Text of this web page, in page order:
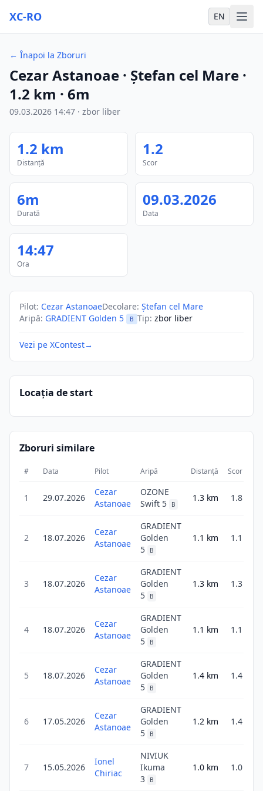
XC-RO EN
← Înapoi la Zboruri
Cezar Astanoae · Ștefan cel Mare ·
1.2 km · 6m
09.03.2026 14:47 · zbor liber
1.2 km
Distanță
1.2
Scor
6m
Durată
09.03.2026
Data
14:47
Ora
Pilot: Cezar AstanoaeDecolare: Ștefan cel Mare
Aripă: GRADIENT Golden 5 B Tip: zbor liber
Vezi pe XContest→
Locația de start
Zboruri similare
# Data Pilot Aripă Distanță Scor
1 29.07.2026
Cezar
Astanoae
OZONE
Swift 5
B
1.3 km 1.8
2 18.07.2026
Cezar
Astanoae
GRADIENT
Golden
5
B
1.1 km 1.1
3 18.07.2026
Cezar
Astanoae
GRADIENT
Golden
5
B
1.3 km 1.3
4 18.07.2026
Cezar
Astanoae
GRADIENT
Golden
5
B
1.1 km 1.1
5 18.07.2026
Cezar
Astanoae
GRADIENT
Golden
5
B
1.4 km 1.4
6 17.05.2026
Cezar
Astanoae
GRADIENT
Golden
5
B
1.2 km 1.4
7 15.05.2026
Ionel
Chiriac
NIVIUK
Ikuma
3
B
1.0 km 1.0